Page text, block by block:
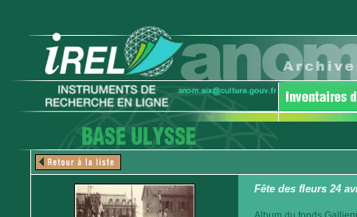
Fête des fleurs 24